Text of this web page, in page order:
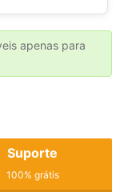
💕
apenas para
Suporte
100% grátis